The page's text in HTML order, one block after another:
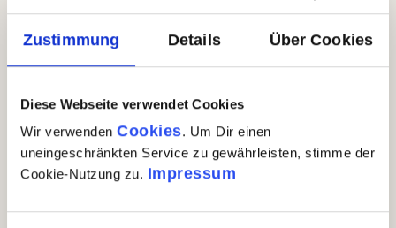
Zustimmung Details Über Cookies
Diese Webseite verwendet Cookies
Wir verwenden Cookies. Um Dir einen
uneingeschränkten Service zu gewährleisten, stimme der
Cookie-Nutzung zu. Impressum
Auf der Spur der Burrata